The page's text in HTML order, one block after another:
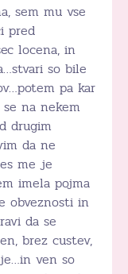
sem mu vse
pred
locena, in
so bile
pa kar
na nekem
drugim
da ne
me je
imela pojma
obveznosti in
da se
brez custev,
ven so